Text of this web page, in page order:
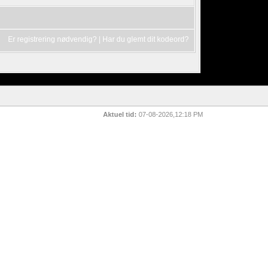
Er registrering nødvendig? Har du glemt dit kodeord?
Aktuel tid: 07-08-2026,12:18 PM